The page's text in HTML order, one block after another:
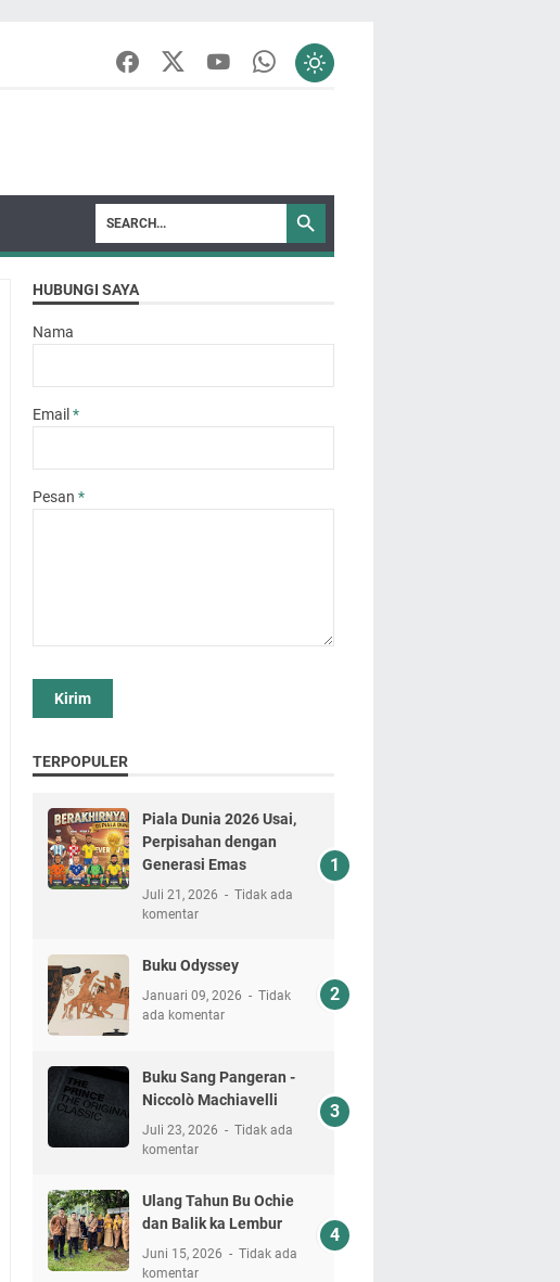
HUBUNGI SAYA
Nama
Email *
Pesan *
TERPOPULER
Piala Dunia 2026 Usai,
Perpisahan dengan
Generasi Emas
Juli 21, 2026
Tidak ada
komentar
Buku Odyssey
Januari 09, 2026
Tidak
ada komentar
Buku Sang Pangeran -
Niccolò Machiavelli
Juli 23, 2026
Tidak ada
komentar
Ulang Tahun Bu Ochie
dan Balik ka Lembur
Juni 15, 2026
Tidak ada
komentar